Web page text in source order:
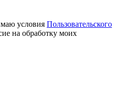
условия Пользовательского
на обработку моих